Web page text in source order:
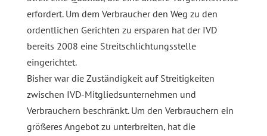
erfordert. Um dem Verbraucher den Weg zu den
ordentlichen Gerichten zu ersparen hat der IVD
bereits 2008 eine Streitschlichtungsstelle
eingerichtet.
Bisher war die Zuständigkeit auf Streitigkeiten
zwischen IVD-Mitgliedsunternehmen und
Verbrauchern beschränkt. Um den Verbrauchern ein
größeres Angebot zu unterbreiten, hat die